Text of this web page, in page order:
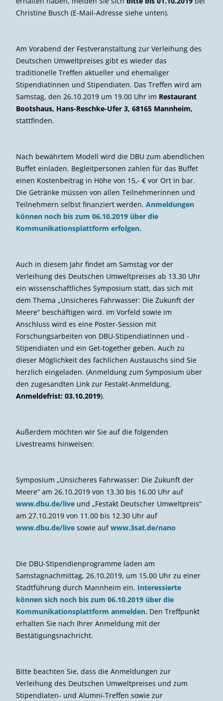
Christine Busch (E-Mail-Adresse siehe unten).
Am Vorabend der Festveranstaltung zur Verleihung des
Deutschen Umweltpreises gibt es wieder das
traditionelle Treffen aktueller und ehemaliger
Stipendiatinnen und Stipendiaten. Das Treffen wird am
Samstag, den 26.10.2019 um 19.00 Uhr im Restaurant
Bootshaus, Hans-Reschke-Ufer 3, 68165 Mannheim,
stattfinden.
Nach bewährtem Modell wird die DBU zum abendlichen
Buffet einladen. Begleitpersonen zahlen für das Buffet
einen Kostenbeitrag in Höhe von 15,- € vor Ort in bar.
Die Getränke müssen von allen Teilnehmerinnen und
Teilnehmern selbst finanziert werden. Anmeldungen
können noch bis zum 06.10.2019 über die
Kommunikationsplattform erfolgen.
Auch in diesem Jahr findet am Samstag vor der
Verleihung des Deutschen Umweltpreises ab 13.30 Uhr
ein wissenschaftliches Symposium statt, das sich mit
dem Thema „Unsicheres Fahrwasser: Die Zukunft der
Meere“ beschäftigen wird. Im Vorfeld sowie im
Anschluss wird es eine Poster-Session mit
Forschungsarbeiten von DBU-Stipendiatinnen und -
Stipendiaten und ein Get-together geben. Auch zu
dieser Möglichkeit des fachlichen Austauschs sind Sie
herzlich eingeladen. (Anmeldung zum Symposium über
den zugesandten Link zur Festakt-Anmeldung.
Anmeldefrist: 03.10.2019).
Außerdem möchten wir Sie auf die folgenden
Livestreams hinweisen:
Symposium „Unsicheres Fahrwasser: Die Zukunft der
Meere“ am 26.10.2019 von 13.30 bis 16.00 Uhr auf
www.dbu.de/live und „Festakt Deutscher Umweltpreis“
am 27.10.2019 von 11.00 bis 12.30 Uhr auf
www.dbu.de/live sowie aufwww.3sat.de/nano
Die DBU-Stipendienprogramme laden am
Samstagnachmittag, 26.10.2019, um 15.00 Uhr zu einer
Stadtführung durch Mannheim ein. Interessierte
können sich noch bis zum 06.10.2019 über die
Kommunikationsplattform anmelden. Den Treffpunkt
erhalten Sie nach Ihrer Anmeldung mit der
Bestätigungsnachricht.
Bitte beachten Sie, dass die Anmeldungen zur
Verleihung des Deutschen Umweltpreises und zum
Stipendiaten- und Alumni-Treffen sowie zur